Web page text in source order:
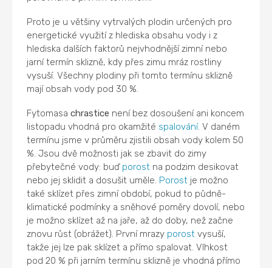
Proto je u většiny vytrvalých plodin určených pro
energetické využití z hlediska obsahu vody i z
hlediska dalších faktorů nejvhodnější zimní nebo
jarní termín sklizně, kdy přes zimu mráz rostliny
vysuší. Všechny plodiny při tomto termínu sklizně
mají obsah vody pod 30 %.
Fytomasachrastice není bez dosoušení ani koncem
listopadu vhodná pro okamžité spalování. V daném
termínu jsme v průměru zjistili obsah vody kolem 50
%. Jsou dvě možnosti jak se zbavit do zimy
přebytečné vody: buď porost na podzim desikovat
nebo jej sklidit a dosušit uměle. Porost je možno
také sklízet přes zimní období, pokud to půdně-
klimatické podmínky a sněhové poměry dovolí, nebo
je možno sklízet až na jaře, až do doby, než začne
znovu růst (obrážet). První mrazy porost vysuší,
takže jej lze pak sklízet a přímo spalovat. Vlhkost
pod 20 % při jarním termínu sklizně je vhodná přímo